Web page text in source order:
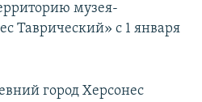
музея-
Таврический» с 1 января
город Херсонес